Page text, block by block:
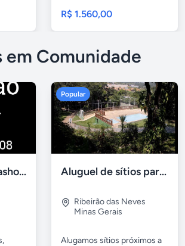
R$ 1.560,00
em Comunidade
aluguel telas datashow cadeiras uberlândia
Popular
Aluguel de sítios para festas e eventos em BH
Ribeirão das Neves
Minas Gerais
Alugamos sítios próximos a